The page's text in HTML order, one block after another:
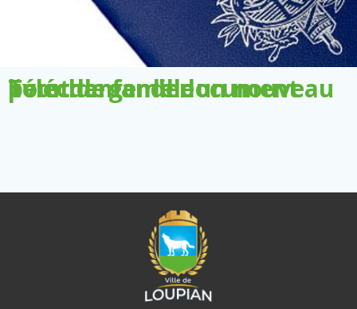
Télécharger le document pour demander un nouveau livret de famille